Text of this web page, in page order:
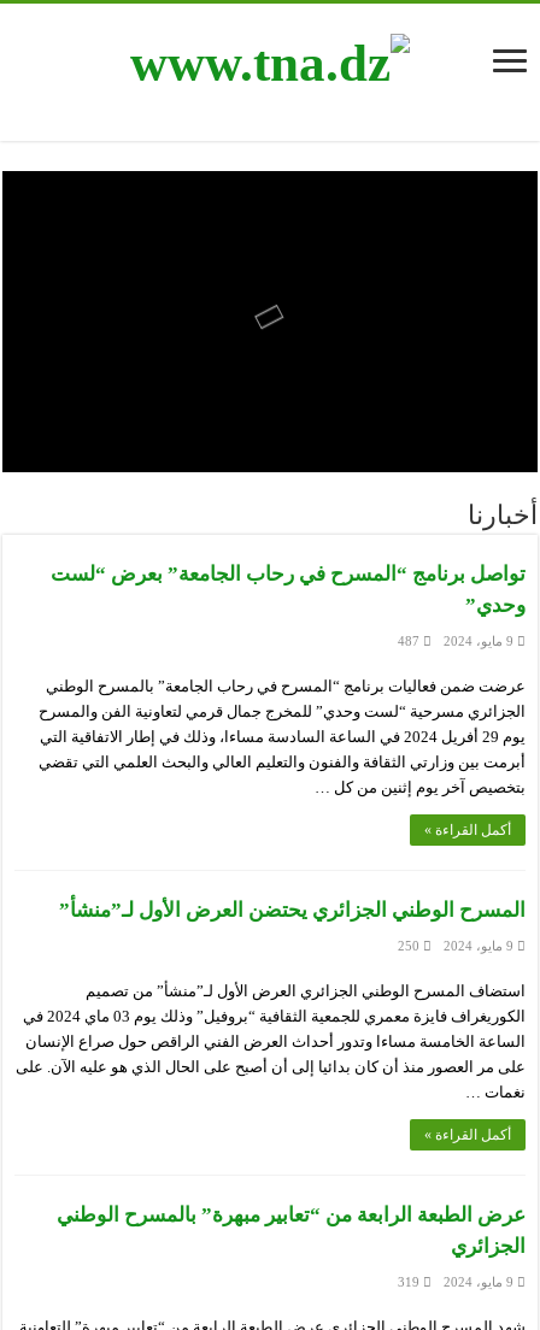
أخبارنا
تواصل برنامج “المسرح في رحاب الجامعة” بعرض “لست
وحدي”
9 مايو، 2024 487
عرضت ضمن فعاليات برنامج “المسرح في رحاب الجامعة” بالمسرح الوطني
الجزائري مسرحية “لست وحدي” للمخرج جمال قرمي لتعاونية الفن والمسرح
يوم 29 أفريل 2024 في الساعة السادسة مساءا، وذلك في إطار الاتفاقية التي
أبرمت بين وزارتي الثقافة والفنون والتعليم العالي والبحث العلمي التي تقضي
بتخصيص آخر يوم إثنين من كل …
أكمل القراءة »
المسرح الوطني الجزائري يحتضن العرض الأول لـ”منشأ”
9 مايو، 2024 250
استضاف المسرح الوطني الجزائري العرض الأول لـ”منشأ” من تصميم
الكوريغراف فايزة معمري للجمعية الثقافية “بروفيل” وذلك يوم 03 ماي 2024 في
الساعة الخامسة مساءا وتدور أحداث العرض الفني الراقص حول صراع الإنسان
على مر العصور منذ أن كان بدائيا إلى أن أصبح على الحال الذي هو عليه الآن. على
نغمات …
أكمل القراءة »
عرض الطبعة الرابعة من “تعابير مبهرة” بالمسرح الوطني
الجزائري
9 مايو، 2024 319